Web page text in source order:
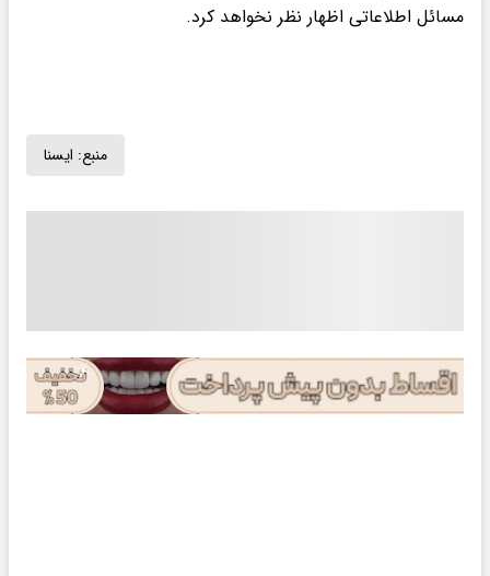
مسائل اطلاعاتی اظهار نظر نخواهد کرد.
منبع: ايسنا